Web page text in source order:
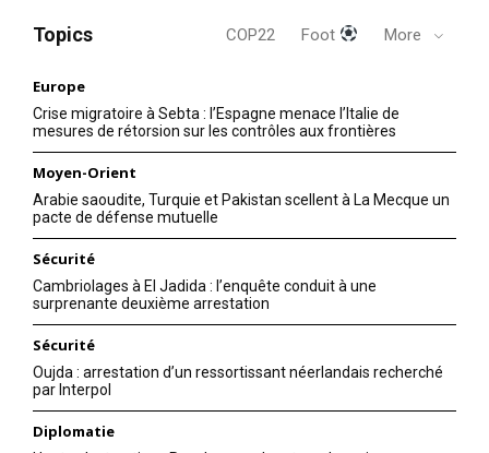
Topics COP22 Foot More
Europe
Crise migratoire à Sebta : l’Espagne menace l’Italie de
mesures de rétorsion sur les contrôles aux frontières
Moyen-Orient
Arabie saoudite, Turquie et Pakistan scellent à La Mecque un
pacte de défense mutuelle
Sécurité
Cambriolages à El Jadida : l’enquête conduit à une
surprenante deuxième arrestation
Sécurité
Oujda : arrestation d’un ressortissant néerlandais recherché
par Interpol
Diplomatie